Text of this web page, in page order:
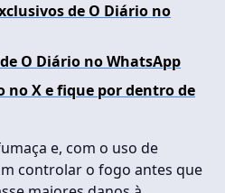
de O Diário no
O Diário no WhatsApp
no X e fique por dentro de
e, com o uso de
controlar o fogo antes que